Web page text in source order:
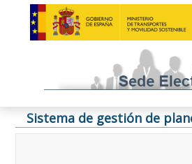
Sistema de gestión de